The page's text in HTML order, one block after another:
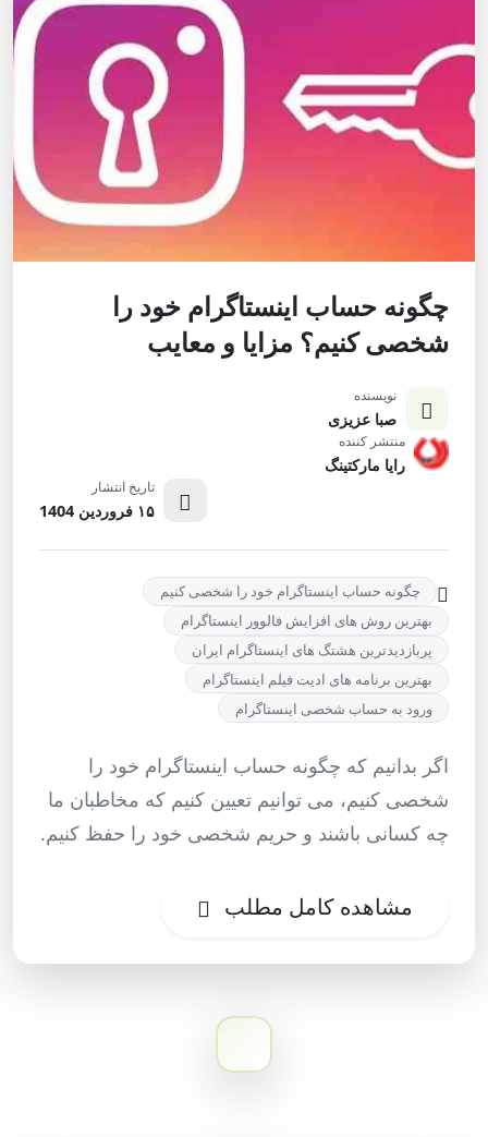
چگونه حساب اینستاگرام خود را
شخصی کنیم؟ مزایا و معایب
نویسنده
صبا عزیزی
منتشر کننده
رایا مارکتینگ
تاریخ انتشار
۱۵ فروردین 1404
چگونه حساب اینستاگرام خود را شخصی کنیم
بهترین روش های افزایش فالوور اینستاگرام
پربازدیدترین هشتگ های اینستاگرام ایران
بهترین برنامه های ادیت فیلم اینستاگرام
ورود به حساب شخصی اینستاگرام
اگر بدانیم که چگونه حساب اینستاگرام خود را
شخصی کنیم، می توانیم تعیین کنیم که مخاطبان ما
چه کسانی باشند و حریم شخصی خود را حفظ کنیم.
مشاهده کامل مطلب